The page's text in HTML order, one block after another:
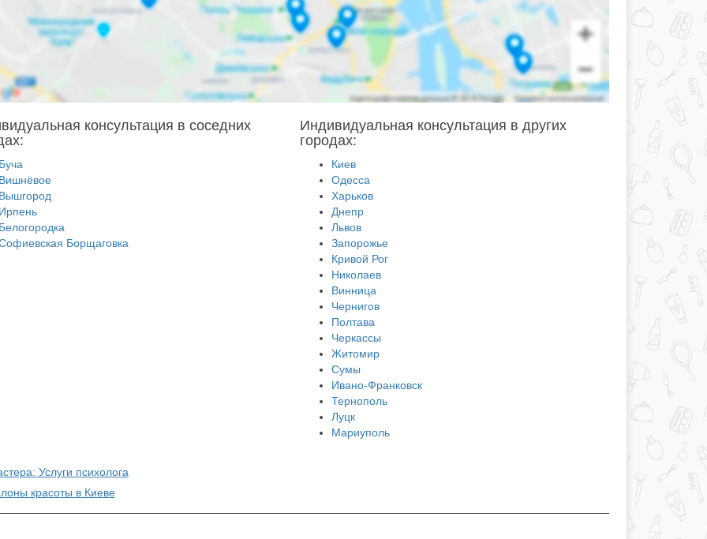
консультация в соседних
Борщаговка
Индивидуальная консультация в других
городах:
Киев
Одесса
Харьков
Днепр
Львов
Запорожье
Кривой Рог
Николаев
Винница
Чернигов
Полтава
Черкассы
Житомир
Сумы
Ивано-Франковск
Тернополь
Луцк
Мариуполь
Услуги психолога
красоты в Киеве